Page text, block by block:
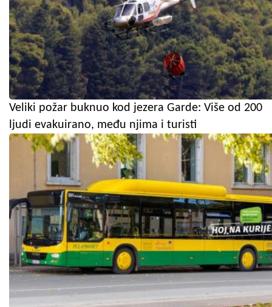
Veliki požar buknuo kod jezera Garde: Više od 200
ljudi evakuirano, među njima i turisti